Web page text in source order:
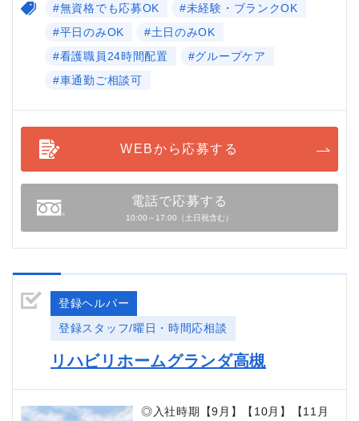
#無資格でも応募OK
#未経験・ブランクOK
#平日のみOK
#土日のみOK
#看護職員24時間配置
#グループケア
#車通勤ご相談可
WEBから応募する
電話で応募する
10:00～17:00（土日祝含む）
登録ヘルパー
登録スタッフ/曜日・時間応相談
リハビリホームグランダ高槻
◎入社時期【9月】【10月】【11月